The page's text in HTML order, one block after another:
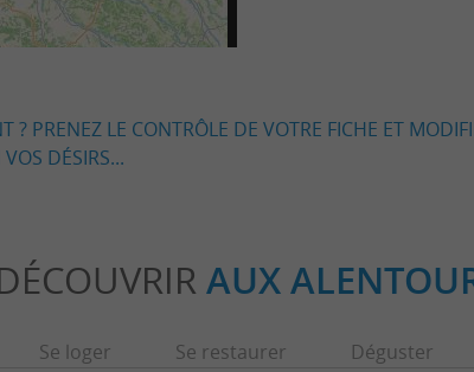
? PRENEZ LE CONTRÔLE DE VOTRE FICHE ET
DÉSIRS...
AUX
Se loger Se restaurer Déguster